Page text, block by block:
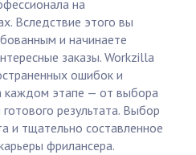
на
Вследствие этого вы
и начинаете
заказы. Workzilla
ошибок и
каждом этапе — от выбора
результата. Выбор
и тщательно составленное
фрилансера.